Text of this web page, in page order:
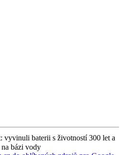
vyvinuli baterii s životností 300 let a
na bázi vody